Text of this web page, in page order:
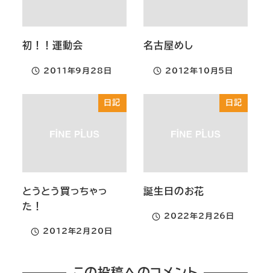
初！！運動会
投稿日
2011年9月28日
名古屋めし
投稿日
2012年10月5日
日記
とうとう買っちゃっ
た！
投稿日
2012年2月20日
日記
誕生日のお花
投稿日
2022年2月26日